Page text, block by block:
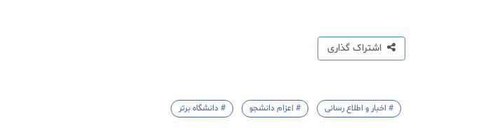
اشتراک گذاری
# اخبار و اطلاع رسانی # اعزام دانشجو # دانشگاه برتر